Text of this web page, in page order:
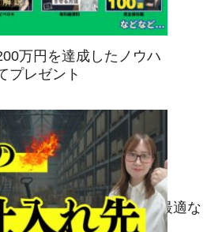
・ライフスタイルから最適な
万円を達成したノウハ
プレゼント